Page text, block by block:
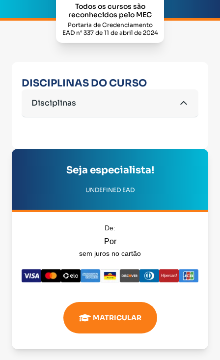
Todos os cursos são
reconhecidos pelo MEC
Portaria de Credenciamento
EAD n° 337 de 11 de abril de 2024
DISCIPLINAS DO CURSO
Disciplinas
Seja especialista!
UNDEFINED EAD
De:
Por
sem juros no cartão
MATRICULAR